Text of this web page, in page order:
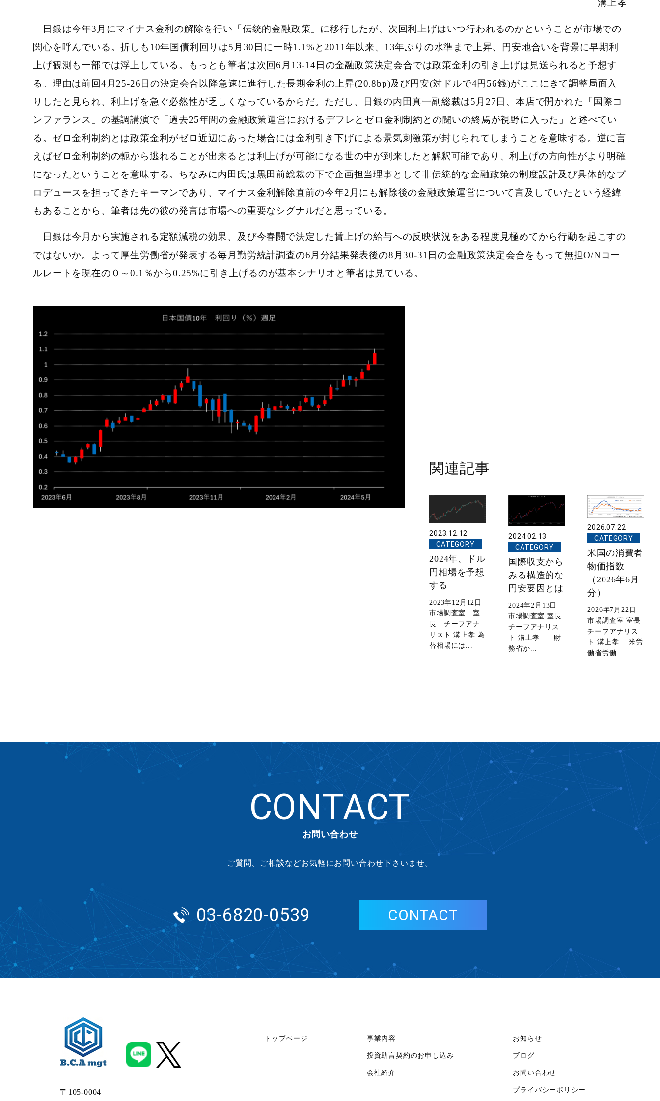
溝上孝
日銀は今年3月にマイナス金利の解除を行い「伝統的金融政策」に移行したが、次回利上げはいつ行われるのかということが市場での
関心を呼んでいる。折しも10年国債利回りは5月30日に一時1.1%と2011年以来、13年ぶりの水準まで上昇、円安地合いを背景に早期利
上げ観測も一部では浮上している。もっとも筆者は次回6月13-14日の金融政策決定会合では政策金利の引き上げは見送られると予想す
る。理由は前回4月25-26日の決定会合以降急速に進行した長期金利の上昇(20.8bp)及び円安(対ドルで4円56銭)がここにきて調整局面入
りしたと見られ、利上げを急ぐ必然性が乏しくなっているからだ。ただし、日銀の内田真一副総裁は5月27日、本店で開かれた「国際コ
ンファランス」の基調講演で「過去25年間の金融政策運営におけるデフレとゼロ金利制約との闘いの終焉が視野に入った」と述べてい
る。ゼロ金利制約とは政策金利がゼロ近辺にあった場合には金利引き下げによる景気刺激策が封じられてしまうことを意味する。逆に言
えばゼロ金利制約の軛から逃れることが出来るとは利上げが可能になる世の中が到来したと解釈可能であり、利上げの方向性がより明確
になったということを意味する。ちなみに内田氏は黒田前総裁の下で企画担当理事として非伝統的な金融政策の制度設計及び具体的なプ
ロデュースを担ってきたキーマンであり、マイナス金利解除直前の今年2月にも解除後の金融政策運営について言及していたという経緯
もあることから、筆者は先の彼の発言は市場への重要なシグナルだと思っている。
日銀は今月から実施される定額減税の効果、及び今春闘で決定した賃上げの給与への反映状況をある程度見極めてから行動を起こすの
ではないか。よって厚生労働省が発表する毎月勤労統計調査の6月分結果発表後の8月30-31日の金融政策決定会合をもって無担O/Nコー
ルレートを現在の０～0.1％から0.25%に引き上げるのが基本シナリオと筆者は見ている。
関連記事
2023.12.12
CATEGORY
2024年、ドル
円相場を予想
する
2023年12月12日
市場調査室 室
長 チーフアナ
リスト:溝上孝 為
替相場には...
2024.02.13
CATEGORY
国際収支から
みる構造的な
円安要因とは
2024年2月13日
市場調査室 室長
チーフアナリス
ト 溝上孝 財
務省か...
2026.07.22
CATEGORY
米国の消費者
物価指数
（2026年6月
分）
2026年7月22日
市場調査室 室長
チーフアナリス
ト 溝上孝 米労
働省労働...
CONTACT
お問い合わせ
ご質問、ご相談などお気軽にお問い合わせ下さいませ。
03-6820-0539 CONTACT
〒105-0004
トップページ 事業内容
投資助言契約のお申し込み
会社紹介
お知らせ
ブログ
お問い合わせ
プライバシーポリシー